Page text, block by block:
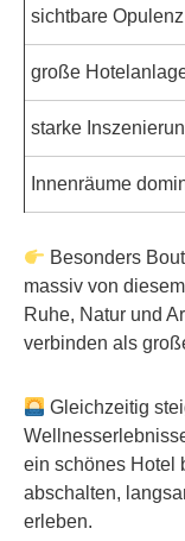
sichtbare Opulenz
große
starke
Innenräume
Besonders
massiv von
Ruhe, Natur und
verbinden als
Gleichzeitig
ein schönes Hotel
abschalten,
erleben.